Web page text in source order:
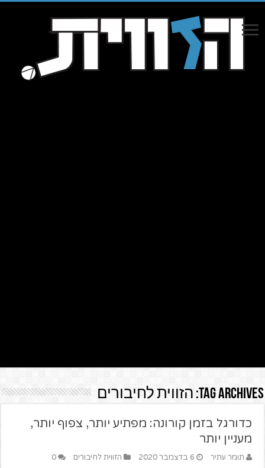
Tag Archives: הזווית לחיבורים
כדורגל בזמן קורונה: מפתיע יותר, צפוף יותר,
מעניין יותר
תומר עתיר 6 בדצמבר 2020 הזווית לחיבורים 0